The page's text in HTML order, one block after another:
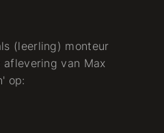
(leerling) monteur
van Max
op: